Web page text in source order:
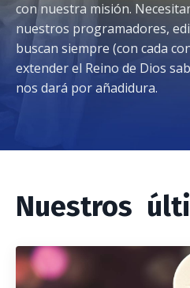
con nuestra misión.
nuestros programadores,
buscan siempre (con cada
extender el Reino de Dios
nos dará por añadidura.
Nuestros